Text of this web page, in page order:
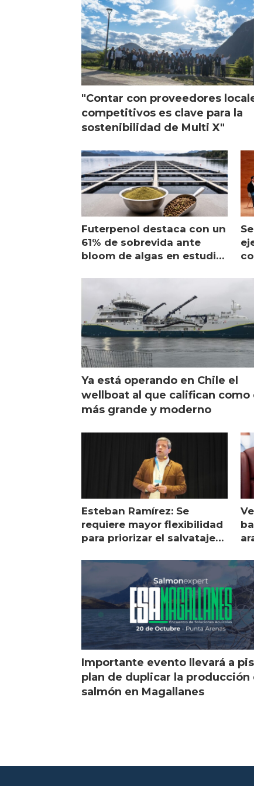
"Contar con proveedores
competitivos es clave para la
sostenibilidad de Multi X"
Futerpenol destaca con un
61% de sobrevida ante
bloom de algas en estudio
Ya está operando en Chile el
wellboat al que califican como
más grande y moderno
Esteban Ramírez: Se
requiere mayor flexibilidad
para priorizar el salvataje
Importante evento llevará a
plan de duplicar la producción
salmón en Magallanes